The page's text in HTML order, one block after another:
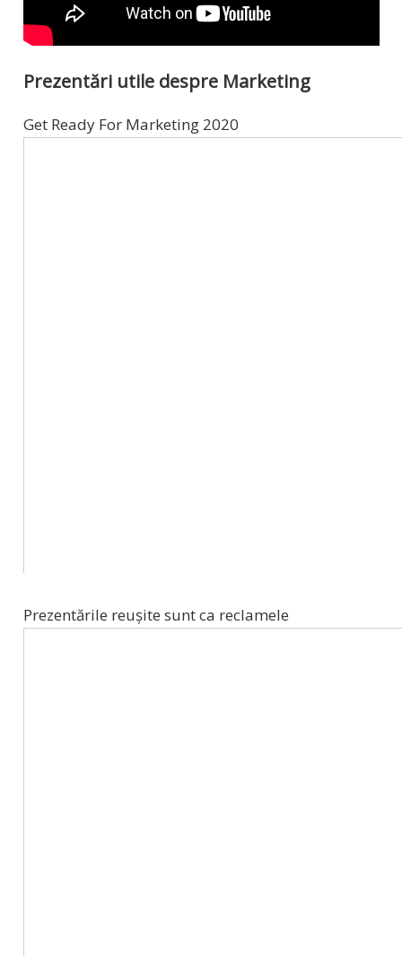
Prezentări utile despre Marketing
Get Ready For Marketing 2020
Prezentările reușite sunt ca reclamele